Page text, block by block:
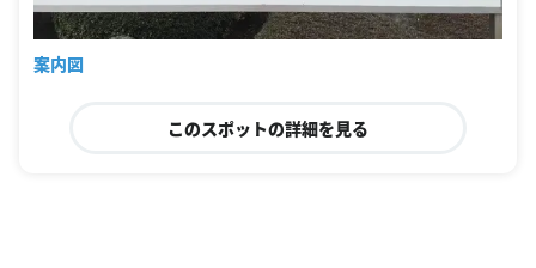
案内図
このスポットの詳細を見る